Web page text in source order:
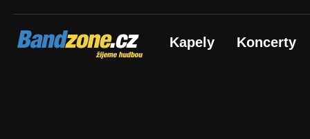
Bandzone.cz
žijeme hudbou Kapely Koncerty